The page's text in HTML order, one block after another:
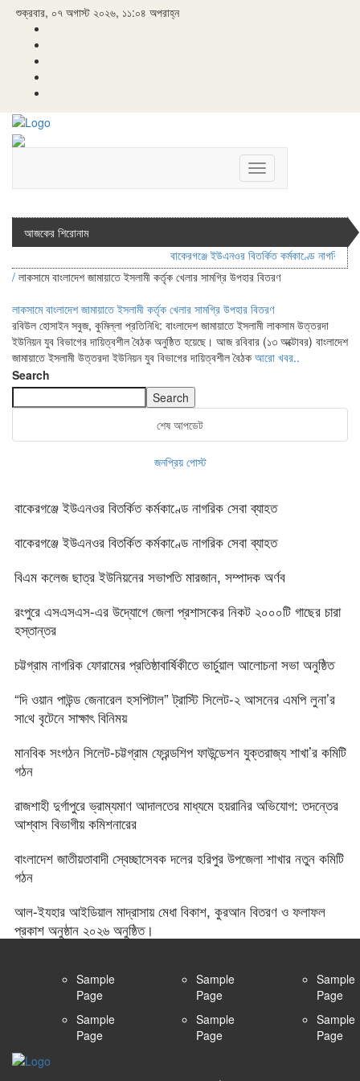
শুক্রবার, ০৭ অগাস্ট ২০২৬, ১১:০৪ অপরাহ্ন
Toggle
navigation
আজকের শিরোনাম
বাকেরগঞ্জে ইউএনওর বিতর্কিত কর্মকাণ্ডে নাগরিক
/ লাকসামে বাংলাদেশ জামায়াতে ইসলামী কর্তৃক খেলার সামগ্রি উপহার বিতরণ
লাকসামে বাংলাদেশ জামায়াতে ইসলামী কর্তৃক খেলার সামগ্রি উপহার বিতরণ
রবিউল হোসাইন সবুজ, কুমিল্লা প্রতিনিধি: বাংলাদেশ জামায়াতে ইসলামী লাকসাম উত্তরদা
ইউনিয়ন যুব বিভাগের দায়িত্বশীল বৈঠক অনুষ্ঠিত হয়েছে। আজ রবিবার (১৩ অক্টোবর) বাংলাদেশ
জামায়াতে ইসলামী উত্তরদা ইউনিয়ন যুব বিভাগের দায়িত্বশীল বৈঠক আরো খবর..
Search
Search
শেষ আপডেট
জনপ্রিয় পোস্ট
বাকেরগঞ্জে ইউএনওর বিতর্কিত কর্মকাণ্ডে নাগরিক সেবা ব্যাহত
বাকেরগঞ্জে ইউএনওর বিতর্কিত কর্মকাণ্ডে নাগরিক সেবা ব্যাহত
বিএম কলেজ ছাত্র ইউনিয়নের সভাপতি মারজান, সম্পাদক অর্ণব
রংপুরে এসএসএস-এর উদ্যোগে জেলা প্রশাসকের নিকট ২০০০টি গাছের চারা
হস্তান্তর
চট্টগ্রাম নাগরিক ফোরামের প্রতিষ্ঠাবার্ষিকীতে ভার্চুয়াল আলোচনা সভা অনুষ্ঠিত
“দি ওয়ান পাউন্ড জেনারেল হসপিটাল” ট্রাস্টি সিলেট-২ আসনের এমপি লুনা’র
সা‌থে বৃটেনে সাক্ষাৎ বিনিময়
মানবিক সংগঠন সিলেট-চট্টগ্রাম ফ্রেন্ডশিপ ফাউন্ডেশন যুক্তরাজ্য শাখা’র কমিটি
গঠন
রাজশাহী দুর্গাপুরে ভ্রাম্যমাণ আদালতের মাধ্যমে হয়রানির অভিযোগ: তদন্তের
আশ্বাস বিভাগীয় কমিশনারের
বাংলাদেশ জাতীয়তাবাদী স্বেচ্ছাসেবক দলের হরিপুর উপজেলা শাখার নতুন কমিটি
গঠন
আল-ইযহার আইডিয়াল মাদ্রাসায় মেধা বিকাশ, কুরআন বিতরণ ও ফলাফল
প্রকাশ অনুষ্ঠান ২০২৬ অনুষ্ঠিত।
Sample
Page
Sample
Page
Sample
Page
Sample
Page
Sample
Page
Sample
Page